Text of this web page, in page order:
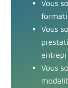
Vous
Vous
Vous